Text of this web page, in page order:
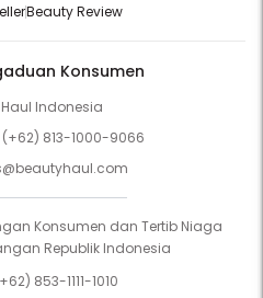
Beauty Review
Konsumen
Haul Indonesia
(+62) 813-1000-9066
Konsumen dan Tertib Niaga
Republik Indonesia
853-1111-1010